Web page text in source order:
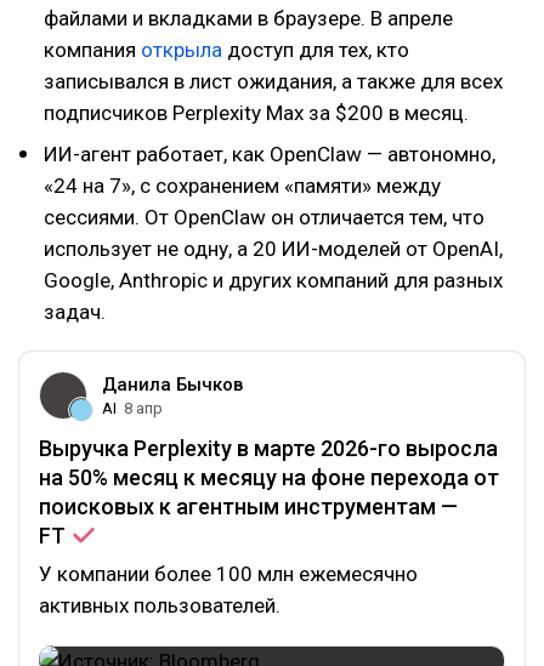
файлами и вкладками в браузере. В апреле
компания открыла доступ для тех, кто
записывался в лист ожидания, а также для всех
подписчиков Perplexity Max за $200 в месяц.
ИИ-агент работает, как OpenClaw — автономно,
«24 на 7», с сохранением «памяти» между
сессиями. От OpenClaw он отличается тем, что
использует не одну, а 20 ИИ-моделей от OpenAI,
Google, Anthropic и других компаний для разных
задач.
Данила Бычков
AI 8 апр
Выручка Perplexity в марте 2026-го выросла
на 50% месяц к месяцу на фоне перехода от
поисковых к агентным инструментам —
FT
У компании более 100 млн ежемесячно
активных пользователей.